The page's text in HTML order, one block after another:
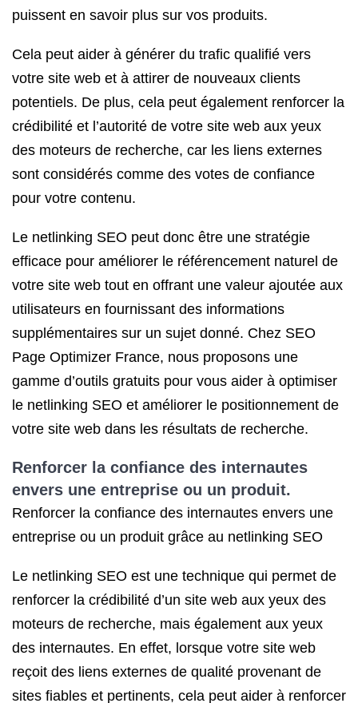
puissent en savoir plus sur vos produits.
Cela peut aider à générer du trafic qualifié vers
votre site web et à attirer de nouveaux clients
potentiels. De plus, cela peut également renforcer la
crédibilité et l’autorité de votre site web aux yeux
des moteurs de recherche, car les liens externes
sont considérés comme des votes de confiance
pour votre contenu.
Le netlinking SEO peut donc être une stratégie
efficace pour améliorer le référencement naturel de
votre site web tout en offrant une valeur ajoutée aux
utilisateurs en fournissant des informations
supplémentaires sur un sujet donné. Chez SEO
Page Optimizer France, nous proposons une
gamme d’outils gratuits pour vous aider à optimiser
le netlinking SEO et améliorer le positionnement de
votre site web dans les résultats de recherche.
Renforcer la confiance des internautes
envers une entreprise ou un produit.
Renforcer la confiance des internautes envers une
entreprise ou un produit grâce au netlinking SEO
Le netlinking SEO est une technique qui permet de
renforcer la crédibilité d’un site web aux yeux des
moteurs de recherche, mais également aux yeux
des internautes. En effet, lorsque votre site web
reçoit des liens externes de qualité provenant de
sites fiables et pertinents, cela peut aider à renforcer